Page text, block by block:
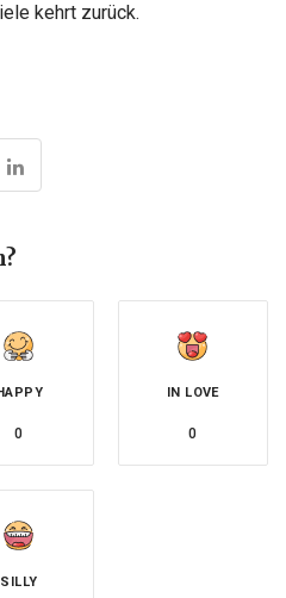
kehrt zurück.
0
IN LOVE
0
SILLY